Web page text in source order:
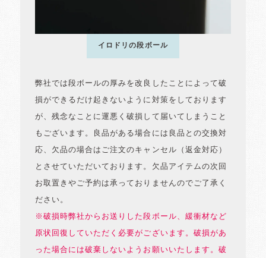
イロドリの段ボール
弊社では段ボールの厚みを改良したことによって破
損ができるだけ起きないように対策をしております
が、残念なことに運悪く破損して届いてしまうこと
もございます。良品がある場合には良品との交換対
応、欠品の場合はご注文のキャンセル（返金対応）
とさせていただいております。欠品アイテムの次回
お取置きやご予約は承っておりませんのでご了承く
ださい。
※破損時弊社からお送りした段ボール、緩衝材など
原状回復していただく必要がございます。破損があ
った場合には破棄しないようお願いいたします。破